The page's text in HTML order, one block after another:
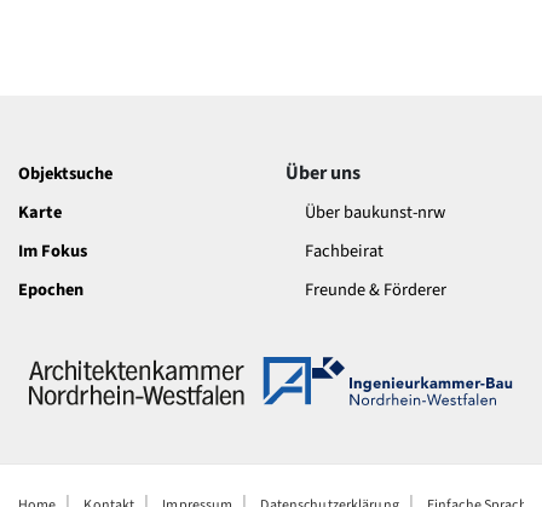
Objektsuche
Karte
Im Fokus
Epochen
Über uns
Über baukunst-nrw
Fachbeirat
Freunde & Förderer